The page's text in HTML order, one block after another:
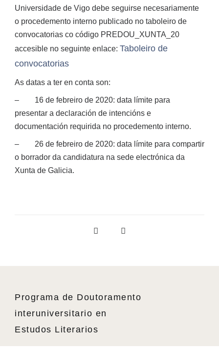
Universidade de Vigo debe seguirse necesariamente
o procedemento interno publicado no taboleiro de
convocatorias co código PREDOU_XUNTA_20
accesible no seguinte enlace: Taboleiro de
convocatorias
As datas a ter en conta son:
– 16 de febreiro de 2020: data límite para
presentar a declaración de intencións e
documentación requirida no procedemento interno.
– 26 de febreiro de 2020: data límite para compartir
o borrador da candidatura na sede electrónica da
Xunta de Galicia.
Programa de Doutoramento
interuniversitario en
Estudos Literarios